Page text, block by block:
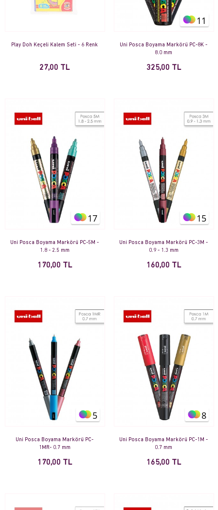
Play Doh Keçeli Kalem Seti - 6 Renk
27,00 TL
11
Uni Posca Boyama Markörü PC-8K -
8.0 mm
325,00 TL
17
Uni Posca Boyama Markörü PC-5M -
1.8 - 2.5 mm
170,00 TL
15
Uni Posca Boyama Markörü PC-3M -
0.9 - 1.3 mm
160,00 TL
5
Uni Posca Boyama Markörü PC-
1MR- 0.7 mm
170,00 TL
8
Uni Posca Boyama Markörü PC-1M -
0.7 mm
165,00 TL